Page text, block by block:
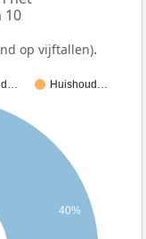
10
op vijftallen).
Huishoud…
40%